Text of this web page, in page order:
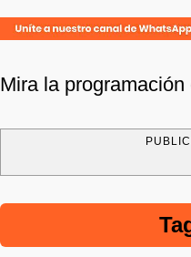
Mira la programación